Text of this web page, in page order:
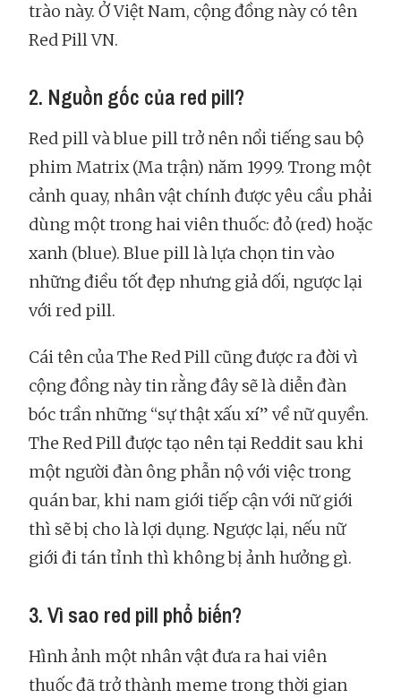
trào này. Ở Việt Nam, cộng đồng này có tên
Red Pill VN.
2. Nguồn gốc của red pill?
Red pill và blue pill trở nên nổi tiếng sau bộ
phim Matrix (Ma trận) năm 1999. Trong một
cảnh quay, nhân vật chính được yêu cầu phải
dùng một trong hai viên thuốc: đỏ (red) hoặc
xanh (blue). Blue pill là lựa chọn tin vào
những điều tốt đẹp nhưng giả dối, ngược lại
với red pill.
Cái tên của The Red Pill cũng được ra đời vì
cộng đồng này tin rằng đây sẽ là diễn đàn
bóc trần những “sự thật xấu xí” về nữ quyền.
The Red Pill được tạo nên tại Reddit sau khi
một người đàn ông phẫn nộ với việc trong
quán bar, khi nam giới tiếp cận với nữ giới
thì sẽ bị cho là lợi dụng. Ngược lại, nếu nữ
giới đi tán tỉnh thì không bị ảnh hưởng gì.
3. Vì sao red pill phổ biến?
Hình ảnh một nhân vật đưa ra hai viên
thuốc đã trở thành meme trong thời gian